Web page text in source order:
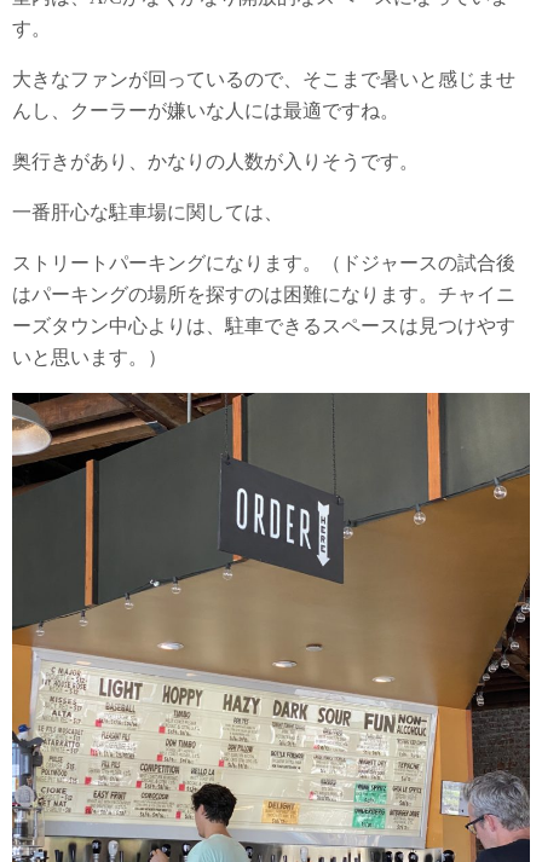
す。
大きなファンが回っているので、そこまで暑いと感じませ
んし、クーラーが嫌いな人には最適ですね。
奥行きがあり、かなりの人数が入りそうです。
一番肝心な駐車場に関しては、
ストリートパーキングになります。（ドジャースの試合後
はパーキングの場所を探すのは困難になります。チャイニ
ーズタウン中心よりは、駐車できるスペースは見つけやす
いと思います。）